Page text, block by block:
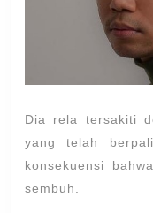
Dia rela tersakiti
yang telah
konsekuensi
sembuh.